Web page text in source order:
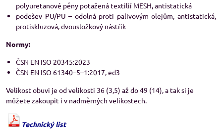
polyuretanové pěny potažená textilií MESH, antistatická
podešev PU/PU – odolná proti palivovým olejům, antistatická,
protiskluzová, dvousložkový nástřik
Normy:
ČSN EN ISO 20345:2023
ČSN EN ISO 61340–5–1:2017, ed3
Velikost obuvi je od velikosti 36 (3,5) až do 49 (14), a tak si je
můžete zakoupit i v nadměrných velikostech.
Technický list